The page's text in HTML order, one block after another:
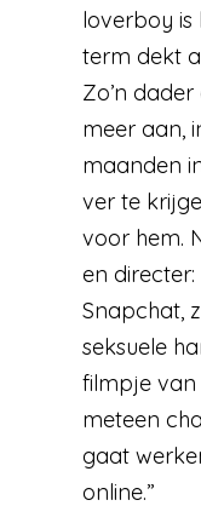
loverboy is
term dekt
Zo’n
meer aan,
maanden
ver te
voor hem.
en
Snapchat,
seksuele
filmpje
meteen
gaat
online.”